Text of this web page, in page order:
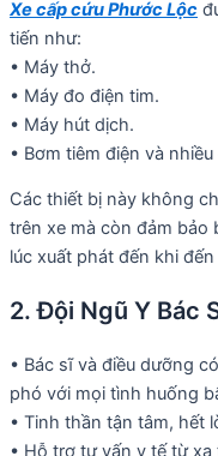
Xe cấp cứu Phước Lộc
tiến như:
• Máy thở.
• Máy đo điện tim.
• Máy hút dịch.
• Bơm tiêm điện và
Các thiết bị này không
trên xe mà còn đảm bảo
lúc xuất phát đến khi
2. Đội Ngũ Y Bác
• Bác sĩ và điều dưỡng
phó với mọi tình huống
• Tinh thần tận tâm, hết